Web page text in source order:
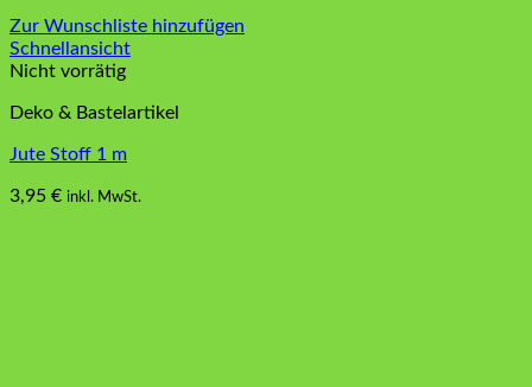
Zur Wunschliste hinzufügen
Schnellansicht
Nicht vorrätig
Deko & Bastelartikel
Jute Stoff 1 m
3,95 € inkl. MwSt.